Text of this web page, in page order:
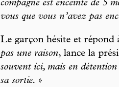
compagne est enceinte de 5
vous que vous n’avez pas
Le garçon hésite et répond
pas une raison, lance la
souvent ici, mais en
sa sortie. »